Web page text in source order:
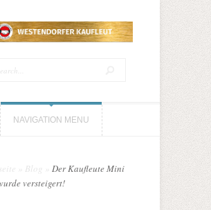
NAVIGATION MENU
Blog
Der Kaufleute Mini
versteigert!